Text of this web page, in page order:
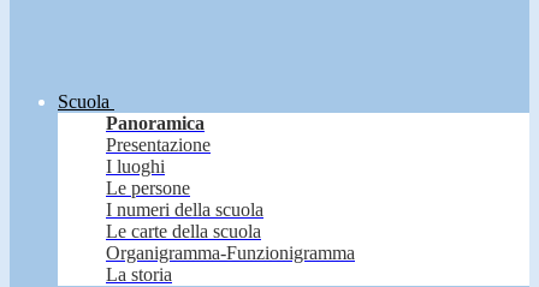
Scuola
Panoramica
Presentazione
I luoghi
Le persone
I numeri della scuola
Le carte della scuola
Organigramma-Funzionigramma
La storia